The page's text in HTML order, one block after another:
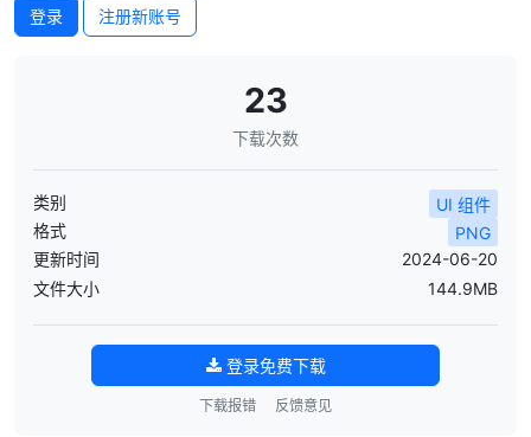
登录 注册新账号
23
下载次数
类别
UI 组件
格式
PNG
更新时间
2024-06-20
文件大小
144.9MB
登录免费下载
下载报错 反馈意见